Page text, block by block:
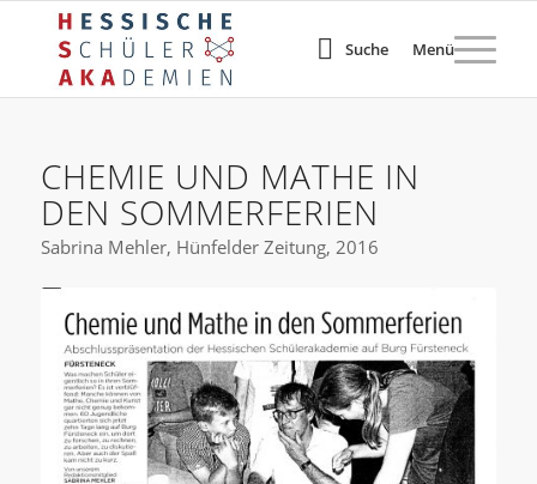
Suche Menü
CHEMIE UND MATHE IN
DEN SOMMERFERIEN
Sabrina Mehler, Hünfelder Zeitung, 2016